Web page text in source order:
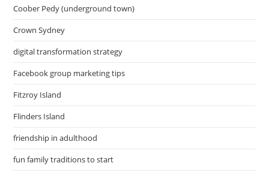
Coober Pedy (underground town)
Crown Sydney
digital transformation strategy
Facebook group marketing tips
Fitzroy Island
Flinders Island
friendship in adulthood
fun family traditions to start